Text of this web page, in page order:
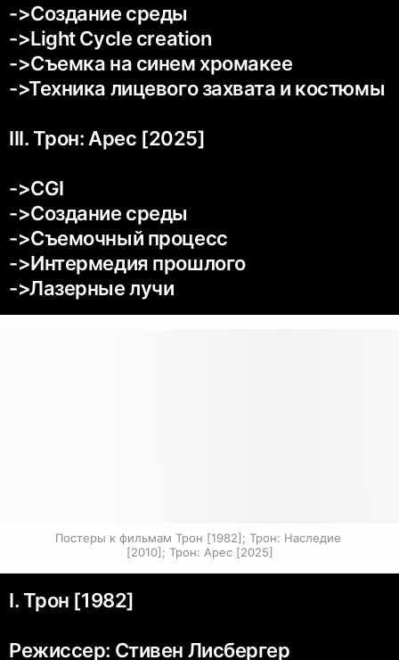
->Создание среды
->Light Cycle сreation
->Съемка на синем хромакее
->Техника лицевого захвата и костюмы
III. Трон: Арес [2025]
->CGI
->Создание среды
->Съемочный процесс
->Интермедия прошлого
->Лазерные лучи
Постеры к фильмам Трон [1982]; Трон: Наследие
[2010]; Трон: Арес [2025]
I. Трон [1982]
Режиссер: Стивен Лисбергер